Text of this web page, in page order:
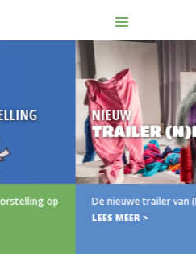
NIEUW
TRAILER (N)IETS
De nieuwe trailer van (N)iets aan